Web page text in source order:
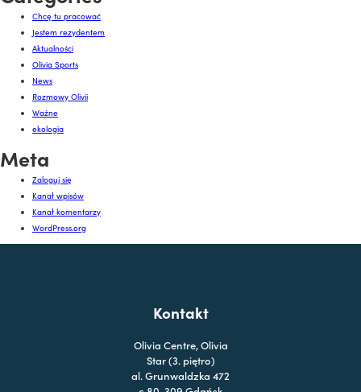
Chcę tu pracować
Jestem rezydentem
Aktualności
Olivia Sports
News
Rozmowy Olivii
Ważne
ekologia
Meta
Zaloguj się
Kanał wpisów
Kanał komentarzy
WordPress.org
Kontakt
Olivia Centre, Olivia
Star (3. piętro)
al. Grunwaldzka 472